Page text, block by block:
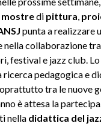
mostredi pittura,
punta a realizzare
nella collaborazione
festival e jazz club.
ricerca pedagogica e
tra le nuove
è attesa la
nella didattica del